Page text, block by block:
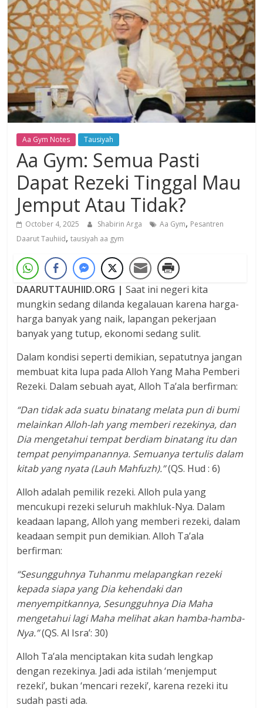
Dzikir,
Fikir,
Ikhtiar
Aa Gym Notes Tausiyah
Aa Gym: Semua Pasti
Dapat Rezeki Tinggal Mau
Jemput Atau Tidak?
October 4, 2025 Shabirin Arga Aa Gym, Pesantren
Daarut Tauhiid,tausiyah aa gym
DAARUTTAUHIID.ORG |Saat ini negeri kita
mungkin sedang dilanda kegalauan karena harga-
harga banyak yang naik, lapangan pekerjaan
banyak yang tutup, ekonomi sedang sulit.
Dalam kondisi seperti demikian, sepatutnya jangan
membuat kita lupa pada Alloh Yang Maha Pemberi
Rezeki. Dalam sebuah ayat, Alloh Ta’ala berfirman:
“Dan tidak ada suatu binatang melata pun di bumi
melainkan Alloh-lah yang memberi rezekinya, dan
Dia mengetahui tempat berdiam binatang itu dan
tempat penyimpanannya. Semuanya tertulis dalam
kitab yang nyata (Lauh Mahfuzh).”(QS. Hud : 6)
Alloh adalah pemilik rezeki. Alloh pula yang
mencukupi rezeki seluruh makhluk-Nya. Dalam
keadaan lapang, Alloh yang memberi rezeki, dalam
keadaan sempit pun demikian. Alloh Ta’ala
berfirman:
“Sesungguhnya Tuhanmu melapangkan rezeki
kepada siapa yang Dia kehendaki dan
menyempitkannya, Sesungguhnya Dia Maha
mengetahui lagi Maha melihat akan hamba-hamba-
Nya.”(QS. Al Isra’: 30)
Alloh Ta’ala menciptakan kita sudah lengkap
dengan rezekinya. Jadi ada istilah ‘menjemput
rezeki’, bukan ‘mencari rezeki’, karena rezeki itu
sudah pasti ada.